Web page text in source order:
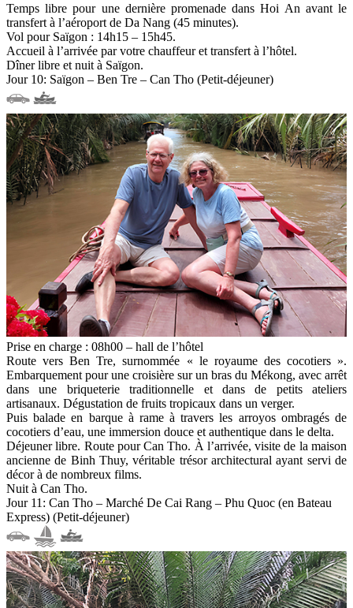
Temps libre pour une dernière promenade dans Hoi An avant le
transfert à l’aéroport de Da Nang (45 minutes).
Vol pour Saïgon : 14h15 – 15h45.
Accueil à l’arrivée par votre chauffeur et transfert à l’hôtel.
Dîner libre et nuit à Saïgon.
Jour 10: Saïgon – Ben Tre – Can Tho (Petit-déjeuner)
Prise en charge : 08h00 – hall de l’hôtel
Route vers Ben Tre, surnommée « le royaume des cocotiers ».
Embarquement pour une croisière sur un bras du Mékong, avec arrêt
dans une briqueterie traditionnelle et dans de petits ateliers
artisanaux. Dégustation de fruits tropicaux dans un verger.
Puis balade en barque à rame à travers les arroyos ombragés de
cocotiers d’eau, une immersion douce et authentique dans le delta.
Déjeuner libre. Route pour Can Tho. À l’arrivée, visite de la maison
ancienne de Binh Thuy, véritable trésor architectural ayant servi de
décor à de nombreux films.
Nuit à Can Tho.
Jour 11: Can Tho – Marché De Cai Rang – Phu Quoc (en Bateau
Express) (Petit-déjeuner)